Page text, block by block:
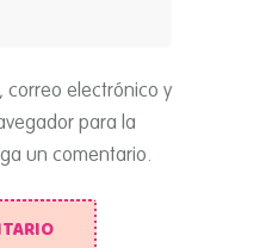
correo electrónico y
para la
un comentario.